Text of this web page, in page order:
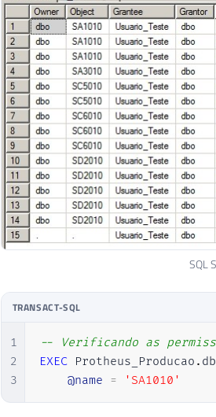
SQL
TRANSACT-SQL
1
2
3
-- Verificando as
EXEC Protheus_Producao .
@name = 'SA1010'